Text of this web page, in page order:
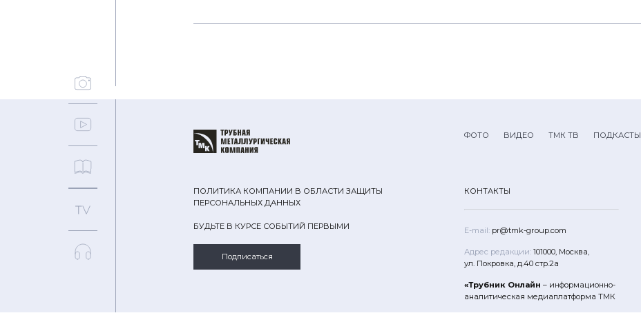
ФОТО ВИДЕО ТМК ТВ ПОДКАСТЫ
ПОЛИТИКА КОМПАНИИ В ОБЛАСТИ ЗАЩИТЫ
ПЕРСОНАЛЬНЫХ ДАННЫХ
БУДЬТЕ В КУРСЕ СОБЫТИЙ ПЕРВЫМИ
Подписаться
КОНТАКТЫ
E-mail: pr@tmk-group.com
Адрес редакции: 101000, Москва,
ул. Покровка, д.40 стр.2а
«Трубник Онлайн – информационно-
аналитическая медиаплатформа ТМК